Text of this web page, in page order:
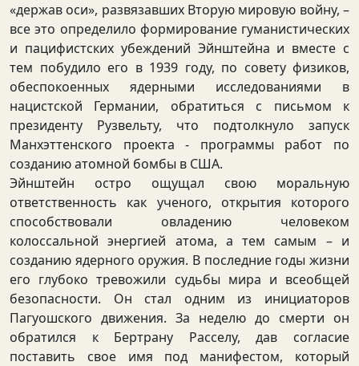
«держав оси», развязавших Вторую мировую войну, –
все это определило формирование гуманистических
и пацифистских убеждений Эйнштейна и вместе с
тем побудило его в 1939 году, по совету физиков,
обеспокоенных ядерными исследованиями в
нацистской Германии, обратиться с письмом к
президенту Рузвельту, что подтолкнуло запуск
Манхэттенского проекта - программы работ по
созданию атомной бомбы в США.
Эйнштейн остро ощущал свою моральную
ответственность как ученого, открытия которого
способствовали овладению человеком
колоссальной энергией атома, а тем самым – и
созданию ядерного оружия. В последние годы жизни
его глубоко тревожили судьбы мира и всеобщей
безопасности. Он стал одним из инициаторов
Пагуошского движения. За неделю до смерти он
обратился к Бертрану Расселу, дав согласие
поставить свое имя под манифестом, который